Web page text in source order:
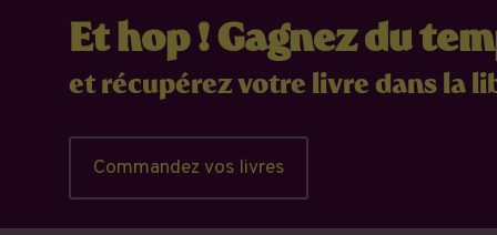
Et hop ! Gagnez du
et récupérez votre livre dans la
Commandez vos livres